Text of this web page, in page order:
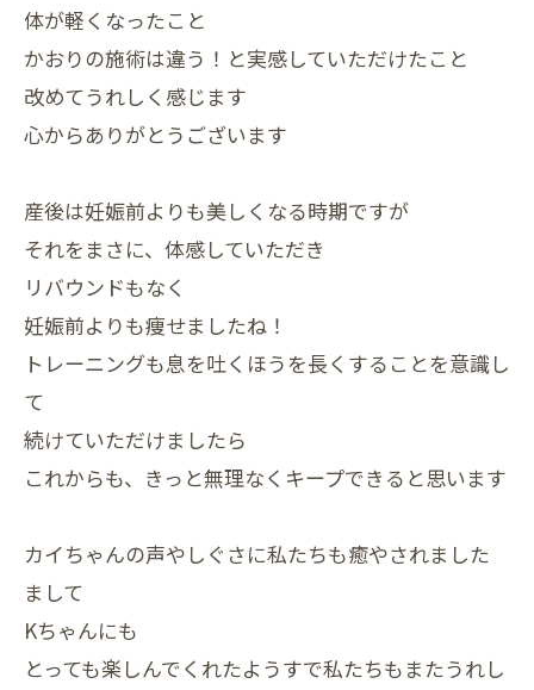
体が軽くなったこと
かおりの施術は違う！と実感していただけたこと
改めてうれしく感じます
心からありがとうございます
産後は妊娠前よりも美しくなる時期ですが
それをまさに、体感していただき
リバウンドもなく
妊娠前よりも痩せましたね！
トレーニングも息を吐くほうを長くすることを意識し
て
続けていただけましたら
これからも、きっと無理なくキープできると思います
カイちゃんの声やしぐさに私たちも癒やされました
まして
Kちゃんにも
とっても楽しんでくれたようすで私たちもまたうれし